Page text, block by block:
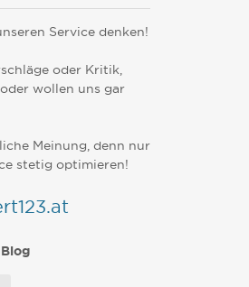
Service denken!
oder Kritik,
wollen uns gar
Meinung, denn nur
stetig optimieren!